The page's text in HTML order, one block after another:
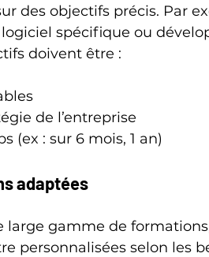
des objectifs précis. Par
spécifique ou
doivent être :
de l’entreprise
(ex : sur 6 mois, 1 an)
adaptées
large gamme de
personnalisées selon les